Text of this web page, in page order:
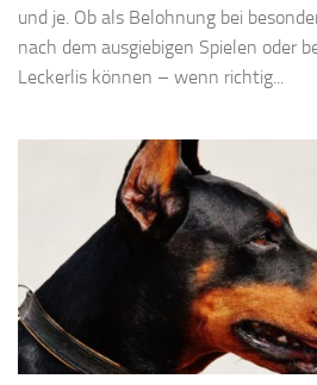
und je. Ob als Belohnung bei
nach dem ausgiebigen Spielen oder
Leckerlis können – wenn richtig...